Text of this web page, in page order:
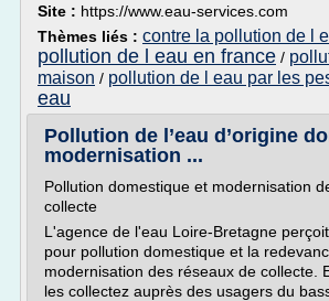
Site : https://www.eau-services.com
Thèmes liés : contre la pollution de l
pollution de l eau en france /
maison / pollution de l eau par les
eau
Pollution de l’eau d’origine
modernisation ...
Pollution domestique et modernisation
collecte
L'agence de l'eau Loire-Bretagne
pour pollution domestique et la
modernisation des réseaux de collecte.
les collectez auprès des usagers du